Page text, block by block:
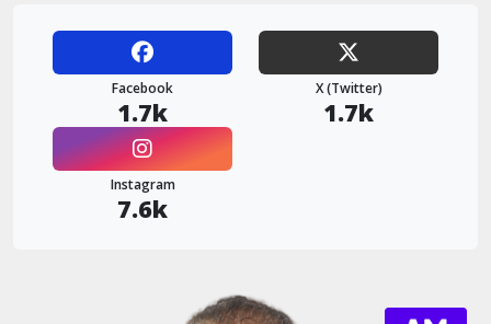
Facebook
1.7k
X (Twitter)
1.7k
Instagram
7.6k